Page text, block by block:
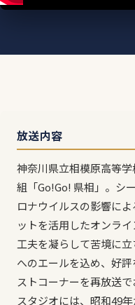
放送内容
神奈川県立相模原高等
組「Go!Go! 県相」。シ
ロナウイルスの影響に
ットを活用したオンライ
工夫を凝らして苦境に
へのエールを込め、好
ストコーナーを再放送で
スタジオには、昭和49